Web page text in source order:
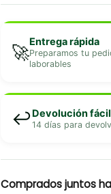
🚀Entrega rápida
Preparamos tu
laborables
↩️Devolución fácil
14 días para
Comprados juntos